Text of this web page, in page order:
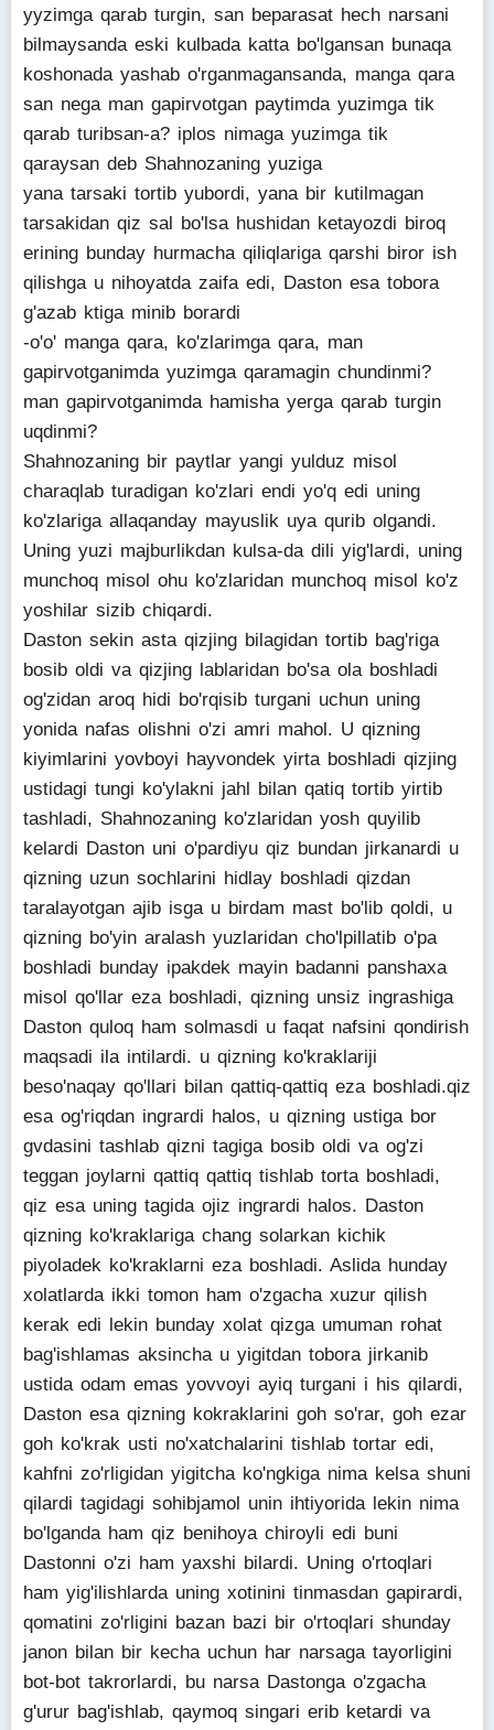
yyzimga qarab turgin, san beparasat hech narsani
bilmaysanda eski kulbada katta bo'lgansan bunaqa
koshonada yashab o'rganmagansanda, manga qara
san nega man gapirvotgan paytimda yuzimga tik
qarab turibsan-a? iplos nimaga yuzimga tik
qaraysan deb Shahnozaning yuziga
yana tarsaki tortib yubordi, yana bir kutilmagan
tarsakidan qiz sal bo'lsa hushidan ketayozdi biroq
erining bunday hurmacha qiliqlariga qarshi biror ish
qilishga u nihoyatda zaifa edi, Daston esa tobora
g'azab ktiga minib borardi
-o'o' manga qara, ko'zlarimga qara, man
gapirvotganimda yuzimga qaramagin chundinmi?
man gapirvotganimda hamisha yerga qarab turgin
uqdinmi?
Shahnozaning bir paytlar yangi yulduz misol
charaqlab turadigan ko'zlari endi yo'q edi uning
ko'zlariga allaqanday mayuslik uya qurib olgandi.
Uning yuzi majburlikdan kulsa-da dili yig'lardi, uning
munchoq misol ohu ko'zlaridan munchoq misol ko'z
yoshilar sizib chiqardi.
Daston sekin asta qizjing bilagidan tortib bag'riga
bosib oldi va qizjing lablaridan bo'sa ola boshladi
og'zidan aroq hidi bo'rqisib turgani uchun uning
yonida nafas olishni o'zi amri mahol. U qizning
kiyimlarini yovboyi hayvondek yirta boshladi qizjing
ustidagi tungi ko'ylakni jahl bilan qatiq tortib yirtib
tashladi, Shahnozaning ko'zlaridan yosh quyilib
kelardi Daston uni o'pardiyu qiz bundan jirkanardi u
qizning uzun sochlarini hidlay boshladi qizdan
taralayotgan ajib isga u birdam mast bo'lib qoldi, u
qizning bo'yin aralash yuzlaridan cho'lpillatib o'pa
boshladi bunday ipakdek mayin badanni panshaxa
misol qo'llar eza boshladi, qizning unsiz ingrashiga
Daston quloq ham solmasdi u faqat nafsini qondirish
maqsadi ila intilardi. u qizning ko'kraklariji
beso'naqay qo'llari bilan qattiq-qattiq eza boshladi.qiz
esa og'riqdan ingrardi halos, u qizning ustiga bor
gvdasini tashlab qizni tagiga bosib oldi va og'zi
teggan joylarni qattiq qattiq tishlab torta boshladi,
qiz esa uning tagida ojiz ingrardi halos. Daston
qizning ko'kraklariga chang solarkan kichik
piyoladek ko'kraklarni eza boshladi. Aslida hunday
xolatlarda ikki tomon ham o'zgacha xuzur qilish
kerak edi lekin bunday xolat qizga umuman rohat
bag'ishlamas aksincha u yigitdan tobora jirkanib
ustida odam emas yovvoyi ayiq turgani i his qilardi,
Daston esa qizning kokraklarini goh so'rar, goh ezar
goh ko'krak usti no'xatchalarini tishlab tortar edi,
kahfni zo'rligidan yigitcha ko'ngkiga nima kelsa shuni
qilardi tagidagi sohibjamol unin ihtiyorida lekin nima
bo'lganda ham qiz benihoya chiroyli edi buni
Dastonni o'zi ham yaxshi bilardi. Uning o'rtoqlari
ham yig'ilishlarda uning xotinini tinmasdan gapirardi,
qomatini zo'rligini bazan bazi bir o'rtoqlari shunday
janon bilan bir kecha uchun har narsaga tayorligini
bot-bot takrorlardi, bu narsa Dastonga o'zgacha
g'urur bag'ishlab, qaymoq singari erib ketardi va